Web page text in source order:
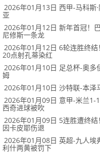
2026年01月13日 西甲-马科斯
亚
2026年01月12日 新年首冠！
尼修斯一条龙
2026年01月12日 6轮连胜终
20点射孔蒂染红
2026年01月10日 足总杯-奥多
姆
2026年01月10日 沙特联-本泽
2026年01月09日 意甲-米兰1-
西奇进球被吹
2026年01月09日 5连胜遭终
因卡皮耶伤退
2026年01月08日 英超-九人埃
利什两黄被罚下